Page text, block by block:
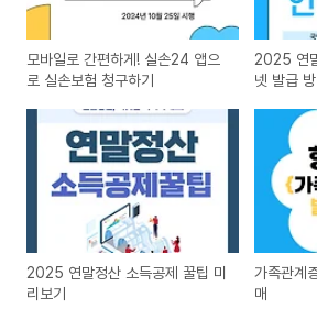
모바일로 간편하게! 실손24 앱으
로 실손보험 청구하기
2025 연
넷 발급
2025 연말정산 소득공제 꿀팁 미
리보기
가족관계
매